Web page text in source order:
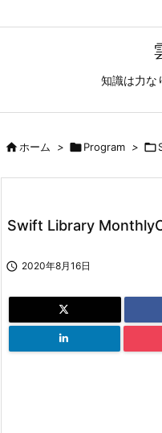
知識は力な
ホーム > Program > 
Swift Library
 2020年8月16日